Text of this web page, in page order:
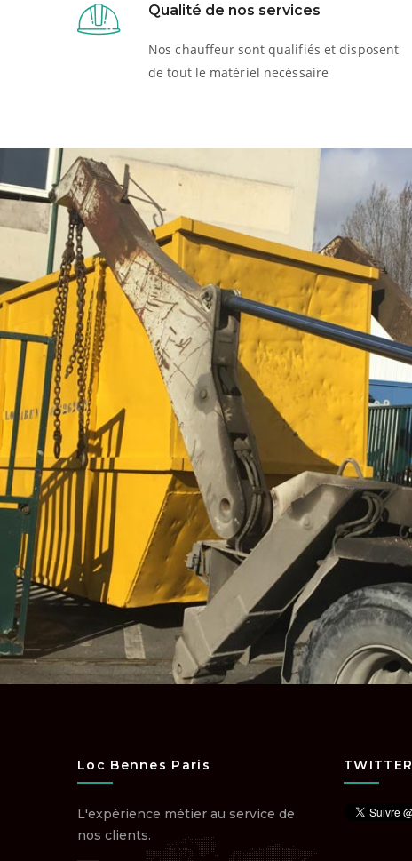
Qualité de nos services
Nos chauffeur sont qualifiés et disposent
de tout le matériel necéssaire
Loc Bennes Paris
L'expérience métier au service de
nos clients.
TWITTER